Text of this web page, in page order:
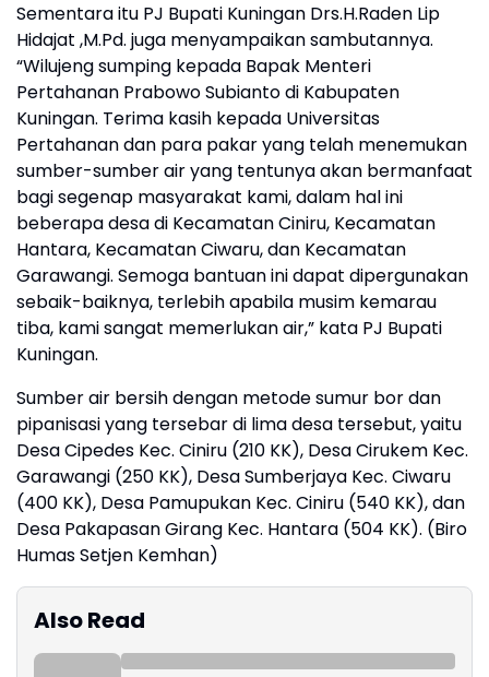
Sementara itu PJ Bupati Kuningan Drs.H.Raden Lip
Hidajat ,M.Pd. juga menyampaikan sambutannya.
“Wilujeng sumping kepada Bapak Menteri
Pertahanan Prabowo Subianto di Kabupaten
Kuningan. Terima kasih kepada Universitas
Pertahanan dan para pakar yang telah menemukan
sumber-sumber air yang tentunya akan bermanfaat
bagi segenap masyarakat kami, dalam hal ini
beberapa desa di Kecamatan Ciniru, Kecamatan
Hantara, Kecamatan Ciwaru, dan Kecamatan
Garawangi. Semoga bantuan ini dapat dipergunakan
sebaik-baiknya, terlebih apabila musim kemarau
tiba, kami sangat memerlukan air,” kata PJ Bupati
Kuningan.
Sumber air bersih dengan metode sumur bor dan
pipanisasi yang tersebar di lima desa tersebut, yaitu
Desa Cipedes Kec. Ciniru (210 KK), Desa Cirukem Kec.
Garawangi (250 KK), Desa Sumberjaya Kec. Ciwaru
(400 KK), Desa Pamupukan Kec. Ciniru (540 KK), dan
Desa Pakapasan Girang Kec. Hantara (504 KK). (Biro
Humas Setjen Kemhan)
Also Read